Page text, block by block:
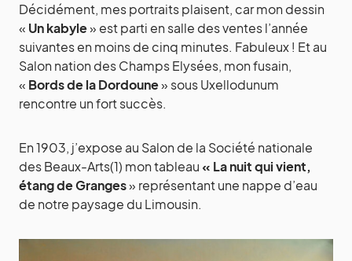
Décidément, mes portraits plaisent, car mon dessin
« Un kabyle» est parti en salle des ventes l’année
suivantes en moins de cinq minutes. Fabuleux ! Et au
Salon nation des Champs Elysées, mon fusain,
« Bords de la Dordoune» sous Uxellodunum
rencontre un fort succès.
En 1903, j’expose au Salon de la Société nationale
des Beaux-Arts(1) mon tableau « La nuit qui vient,
étang de Granges» représentant une nappe d’eau
de notre paysage du Limousin.